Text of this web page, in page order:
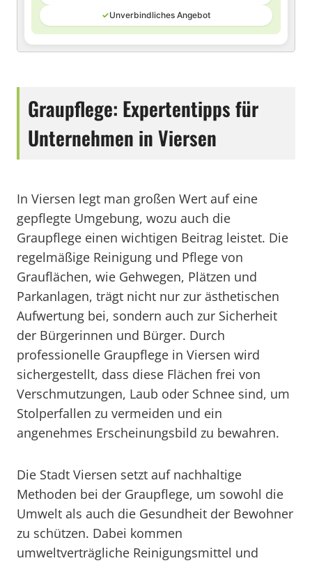
✓Unverbindliches Angebot
Graupflege: Expertentipps für
Unternehmen in Viersen
In Viersen legt man großen Wert auf eine
gepflegte Umgebung, wozu auch die
Graupflege einen wichtigen Beitrag leistet. Die
regelmäßige Reinigung und Pflege von
Grauflächen, wie Gehwegen, Plätzen und
Parkanlagen, trägt nicht nur zur ästhetischen
Aufwertung bei, sondern auch zur Sicherheit
der Bürgerinnen und Bürger. Durch
professionelle Graupflege in Viersen wird
sichergestellt, dass diese Flächen frei von
Verschmutzungen, Laub oder Schnee sind, um
Stolperfallen zu vermeiden und ein
angenehmes Erscheinungsbild zu bewahren.
Die Stadt Viersen setzt auf nachhaltige
Methoden bei der Graupflege, um sowohl die
Umwelt als auch die Gesundheit der Bewohner
zu schützen. Dabei kommen
umweltverträgliche Reinigungsmittel und